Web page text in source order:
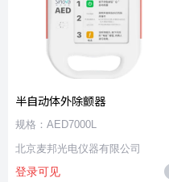
半自动体外除颤器
规格：AED7000L
北京麦邦光电仪器有限公司
登录可见